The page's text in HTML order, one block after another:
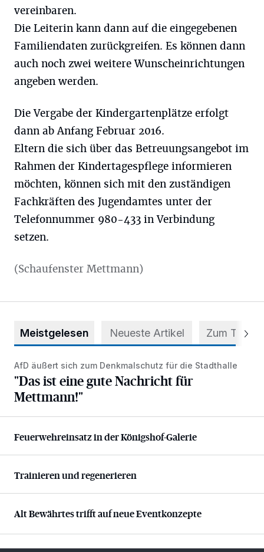
vereinbaren.
Die Leiterin kann dann auf die eingegebenen
Familiendaten zurückgreifen. Es können dann
auch noch zwei weitere Wunscheinrichtungen
angeben werden.
Die Vergabe der Kindergartenplätze erfolgt
dann ab Anfang Februar 2016.
Eltern die sich über das Betreuungsangebot im
Rahmen der Kindertagespflege informieren
möchten, können sich mit den zuständigen
Fachkräften des Jugendamtes unter der
Telefonnummer 980-433 in Verbindung
setzen.
(Schaufenster Mettmann)
Meistgelesen Neueste Artikel Zum Thema
"Das ist eine gute Nachricht für Mettmann!"
AfD äußert sich zum Denkmalschutz für die Stadthalle
"Das ist eine gute Nachricht für
Mettmann!"
Feuerwehreinsatz in der Königshof-Galerie
Feuerwehreinsatz in der Königshof-Galerie
Trainieren und regenerieren
Trainieren und regenerieren
Alt Bewährtes trifft auf neue Eventkonzepte
Alt Bewährtes trifft auf neue Eventkonzepte